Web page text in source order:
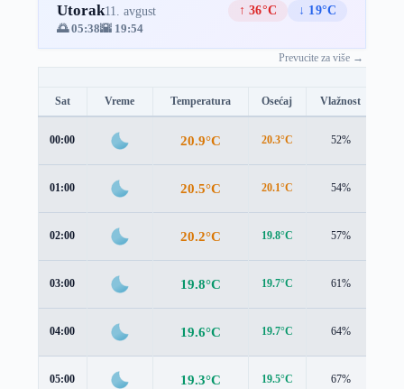
Utorak11. avgust ↑ 36°C
↓ 19°C
🌅 05:38🌇 19:54
Prevucite za više →
Sat Vreme Temperatura Osećaj Vlažnost
00:00 20.9°C 20.3°C 52%
01:00 20.5°C 20.1°C 54%
02:00 20.2°C 19.8°C 57%
03:00 19.8°C 19.7°C 61%
04:00 19.6°C 19.7°C 64%
05:00 19.3°C 19.5°C 67%